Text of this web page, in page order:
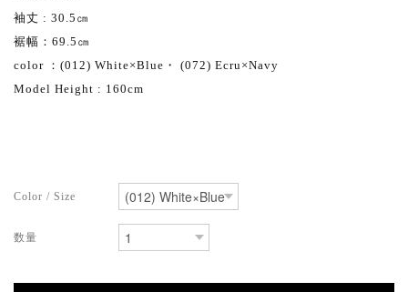
袖丈 : 30.5㎝
裾幅：69.5㎝
color ：(012) White×Blue・ (072) Ecru×Navy
Model Height : 160cm